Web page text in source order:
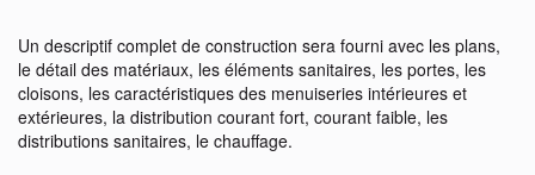
Un descriptif complet de construction sera fourni avec les plans,
le détail des matériaux, les éléments sanitaires, les portes, les
cloisons, les caractéristiques des menuiseries intérieures et
extérieures, la distribution courant fort, courant faible, les
distributions sanitaires, le chauffage.